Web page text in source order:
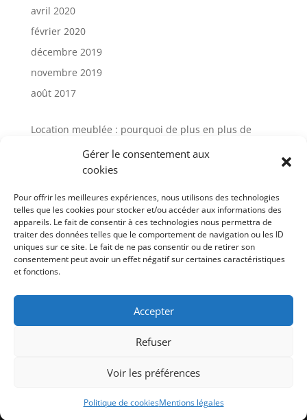
Gérer le consentement aux
cookies
Pour offrir les meilleures expériences, nous utilisons des technologies
telles que les cookies pour stocker et/ou accéder aux informations des
appareils. Le fait de consentir à ces technologies nous permettra de
traiter des données telles que le comportement de navigation ou les ID
uniques sur ce site. Le fait de ne pas consentir ou de retirer son
consentement peut avoir un effet négatif sur certaines caractéristiques
et fonctions.
Accepter
Refuser
Voir les préférences
Politique de cookiesMentions légales
avril 2020
février 2020
décembre 2019
novembre 2019
août 2017
Location meublée : pourquoi de plus en plus de
Avis Cocktail Scandinave : comment
l’expérience d’achat mobilier
Gestion locative meublée à Paris : avis et solutions
pour sécuriser votre investissement
Gestion de meuble en entreprise : un levier
stratégique sous-estimé
pour un intérieur authentique
Politique de cookies (UE)